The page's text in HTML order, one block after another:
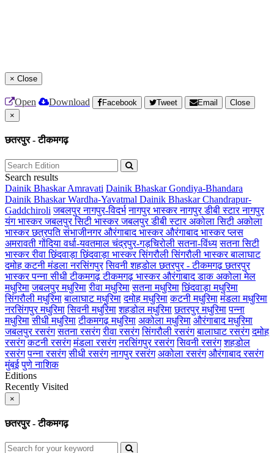
× Close
Open Download Facebook Tweet Email
Close
×
छतरपुर - टीकमगढ़
Search results
Dainik Bhaskar Amravati Dainik Bhaskar Gondiya-Bhandara
Dainik Bhaskar Wardha-Yavatmal Dainik Bhaskar Chandrapur-
Gaddchiroli जबलपुरनागपुर-विदर्भ नागपुर भास्करनागपुर डीबी स्टारनागपुर
यंग भास्करजबलपुर सिटी भास्करजबलपुर डीबी स्टारअकोला सिटी अकोला
भास्करछत्रपति संभाजीनगरऔरंगाबाद भास्करऔरंगाबाद भास्कर प्लस
अमरावतीगोंदियावर्धा-यवतमालचंद्रपुर-गड़चिरोलीसतना-विंध्य सतना सिटी
भास्कररीवाछिंदवाड़ाछिंदवाड़ा भास्करसिंगरौलीसिंगरौली भास्करबालाघाट
दमोहकटनीमंडलानरसिंगपुर सिवनीशहडोलछतरपुर - टीकमगढ़छतरपुर
भास्करपन्नासीधीटीकमगढ़टीकमगढ़ भास्करऔरंगाबाद डाकअकोला मेल
मधुरिमा जबलपुर मधुरिमा रीवा मधुरिमा सतना मधुरिमा छिंदवाड़ा मधुरिमा
सिंगरौली मधुरिमा बालाघाट मधुरिमा दमोह मधुरिमा कटनी मधुरिमा मंडला मधुरिमा
नरसिंगपुर मधुरिमा सिवनी मधुरिमा शहडोल मधुरिमा छतरपुर मधुरिमा पन्ना
मधुरिमा सीधी मधुरिमा टीकमगढ़ मधुरिमा अकोला मधुरिमा औरंगाबाद मधुरिमा
जबलपुर रसरंग सतना रसरंग रीवा रसरंग सिंगरौली रसरंग बालाघाट रसरंग दमोह
रसरंग कटनी रसरंग मंडला रसरंग नरसिंगपुर रसरंग सिवनी रसरंग शहडोल
रसरंग पन्ना रसरंग सीधी रसरंग नागपुर रसरंग अकोला रसरंग औरंगाबाद रसरंग
मुंबई पुणेनाशिक
Editions
Recently Visited
×
छतरपुर - टीकमगढ़